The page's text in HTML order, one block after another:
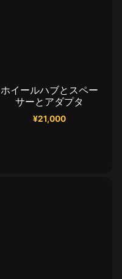
ホイールハブとスペー
サーとアダプタ
¥21,000